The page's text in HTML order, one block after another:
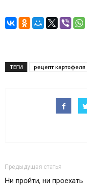
ТЕГИ рецепт
Предыдущая статья
Ни пройти, ни проехать